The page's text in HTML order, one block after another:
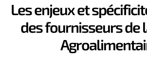
Les enjeux et
des fournisseurs de